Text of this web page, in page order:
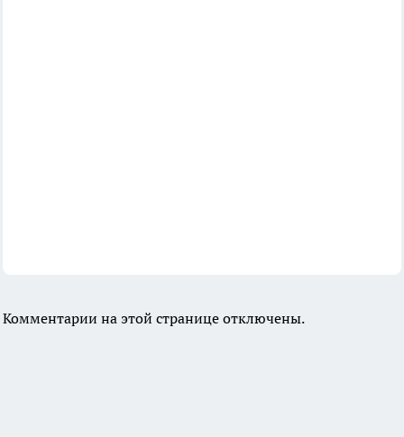
Комментарии на этой странице отключены.